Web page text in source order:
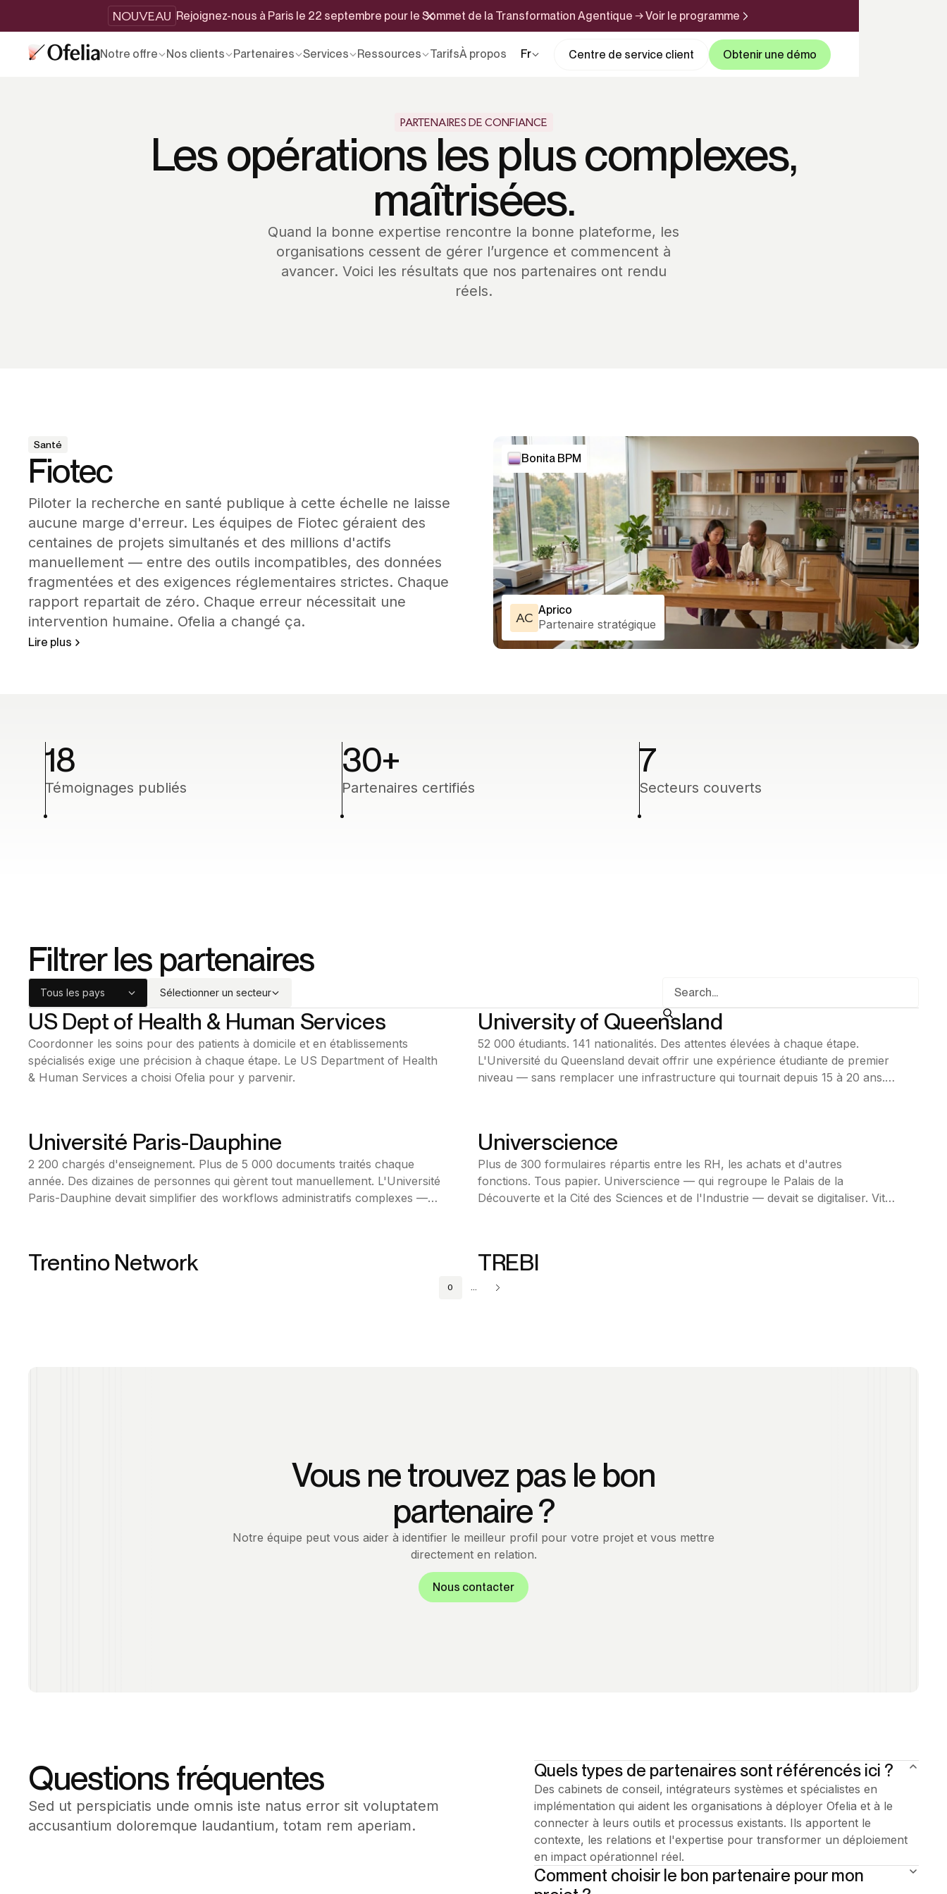
NOUVEAU Rejoignez-nous à Paris le 22 septembre pour le Sommet de la Transformation Agentique → Voir le programme
Notre offre Nos clients Partenaires Services Ressources TarifsÀ propos Fr Centre de service client Obtenir une démo
PARTENAIRES DE CONFIANCE
Les opérations les plus complexes,
maîtrisées.
Quand la bonne expertise rencontre la bonne plateforme, les
organisations cessent de gérer l’urgence et commencent à
avancer. Voici les résultats que nos partenaires ont rendu
réels.
Santé
Fiotec
Piloter la recherche en santé publique à cette échelle ne laisse
aucune marge d'erreur. Les équipes de Fiotec géraient des
centaines de projets simultanés et des millions d'actifs
manuellement — entre des outils incompatibles, des données
fragmentées et des exigences réglementaires strictes. Chaque
rapport repartait de zéro. Chaque erreur nécessitait une
intervention humaine. Ofelia a changé ça.
Lire plus
Bonita BPM
AC
Aprico
Partenaire stratégique
18
Témoignages publiés
30+
Partenaires certifiés
7
Secteurs couverts
Filtrer les partenaires
Tous les pays Sélectionner un secteur
Bonita BPM
Secteur Public
États-Unis
US Dept of Health & Human Services
Coordonner les soins pour des patients à domicile et en établissements
spécialisés exige une précision à chaque étape. Le US Department of Health
& Human Services a choisi Ofelia pour y parvenir.
Bonita BPM
Éducation
University of Queensland
52 000 étudiants. 141 nationalités. Des attentes élevées à chaque étape.
L'Université du Queensland devait offrir une expérience étudiante de premier
niveau — sans remplacer une infrastructure qui tournait depuis 15 à 20 ans.
Bonita BPM
Éducation
France
Université Paris-Dauphine
2 200 chargés d'enseignement. Plus de 5 000 documents traités chaque
année. Des dizaines de personnes qui gèrent tout manuellement. L'Université
Paris-Dauphine devait simplifier des workflows administratifs complexes —
Bonita BPM
France
Universcience
Plus de 300 formulaires répartis entre les RH, les achats et d'autres
fonctions. Tous papier. Universcience — qui regroupe le Palais de la
Découverte et la Cité des Sciences et de l'Industrie — devait se digitaliser. Vite.
Bonita BPM
Trentino Network Bonita BPM
Financial Services
TREBI
0 ...
Vous ne trouvez pas le bon
partenaire ?
Notre équipe peut vous aider à identifier le meilleur profil pour votre projet et vous mettre
directement en relation.
Nous contacter
Questions fréquentes
Sed ut perspiciatis unde omnis iste natus error sit voluptatem
accusantium doloremque laudantium, totam rem aperiam.
Quels types de partenaires sont référencés ici ?
Des cabinets de conseil, intégrateurs systèmes et spécialistes en
implémentation qui aident les organisations à déployer Ofelia et à le
connecter à leurs outils et processus existants. Ils apportent le
contexte, les relations et l'expertise pour transformer un déploiement
en impact opérationnel réel.
Comment choisir le bon partenaire pour mon